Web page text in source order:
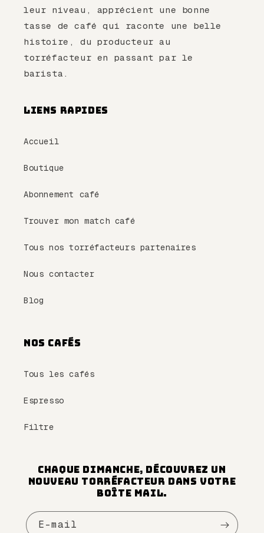
leur niveau, apprécient une bonne
tasse de café qui raconte une belle
histoire, du producteur au
torréfacteur en passant par le
barista.
Liens rapides
Accueil
Boutique
Abonnement café
Trouver mon match café
Tous nos torréfacteurs partenaires
Nous contacter
Blog
Nos cafés
Tous les cafés
Espresso
Filtre
Chaque dimanche, découvrez un
nouveau torréfacteur dans votre
boîte mail.
E-mail